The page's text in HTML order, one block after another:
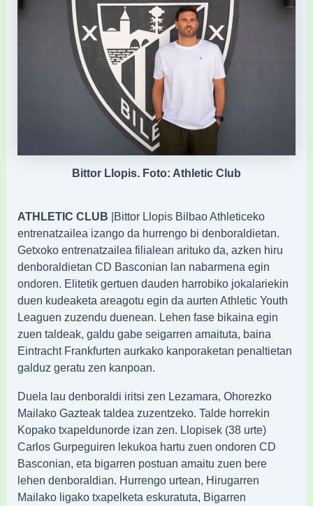
Bittor Llopis. Foto: Athletic Club
ATHLETIC CLUB |Bittor Llopis Bilbao Athleticeko
entrenatzailea izango da hurrengo bi denboraldietan.
Getxoko entrenatzailea filialean arituko da, azken hiru
denboraldietan CD Basconian lan nabarmena egin
ondoren. Elitetik gertuen dauden harrobiko jokalariekin
duen kudeaketa areagotu egin da aurten Athletic Youth
Leaguen zuzendu duenean. Lehen fase bikaina egin
zuen taldeak, galdu gabe seigarren amaituta, baina
Eintracht Frankfurten aurkako kanporaketan penaltietan
galduz geratu zen kanpoan.
Duela lau denboraldi iritsi zen Lezamara, Ohorezko
Mailako Gazteak taldea zuzentzeko. Talde horrekin
Kopako txapeldunorde izan zen. Llopisek (38 urte)
Carlos Gurpeguiren lekukoa hartu zuen ondoren CD
Basconian, eta bigarren postuan amaitu zuen bere
lehen denboraldian. Hurrengo urtean, Hirugarren
Mailako ligako txapelketa eskuratuta, Bigarren